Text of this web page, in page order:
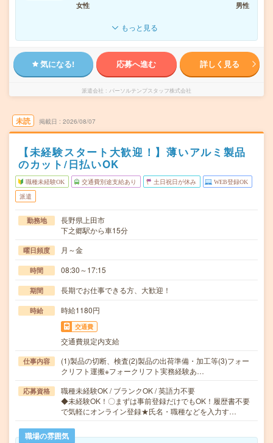
女性
男性
もっと見る
気になる! 応募へ進む 詳しく見る
派遣会社 パーソルテンプスタッフ株式会社
未読 掲載日 2026/08/07
【未経験スタート大歓迎！】薄いアルミ製品
のカット/日払いOK
職種未経験OK 交通費別途支給あり 土日祝日が休み WEB登録OK
派遣
勤務地
長野県上田市
下之郷駅から車15分
曜日頻度 月～金
時間 08:30～17:15
期間 長期でお仕事できる方、大歓迎！
時給 時給1180円
交通費
交通費規定内支給
仕事内容
(1)製品の切断、検査(2)製品の出荷準備・加工等(3)フォー
クリフト運搬※フォークリフト実務経験あ…
応募資格
職種未経験OK / ブランクOK / 英語力不要
◆未経験OK！〇まずは事前登録だけでもOK！履歴書不要
で気軽にオンライン登録★氏名・職種などを入力す…
職場の雰囲気